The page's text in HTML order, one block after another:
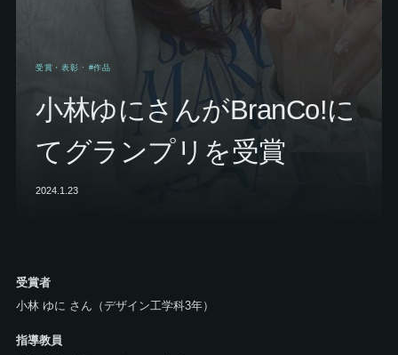
受賞・表彰 · #作品
小林ゆにさんがBranCo!に
てグランプリを受賞
2024.1.23
受賞者
小林 ゆに さん（デザイン工学科3年）
指導教員